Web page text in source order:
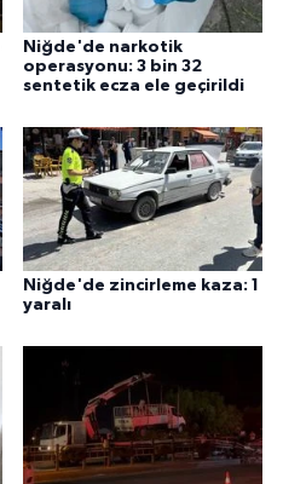
Niğde'de narkotik
operasyonu: 3 bin 32
sentetik ecza ele geçirildi
Niğde'de zincirleme kaza: 1
yaralı